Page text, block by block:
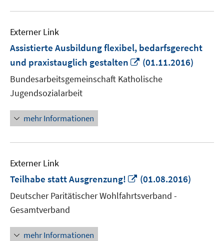
Externer Link
Assistierte Ausbildung flexibel, bedarfsgerecht
und praxistauglich gestalten
In
neuem
Fenster
(01.11.2016)
Bundesarbeitsgemeinschaft Katholische
Jugendsozialarbeit
mehr Informationen
Externer Link
Teilhabe statt Ausgrenzung!
In
neuem
Fenster
(01.08.2016)
Deutscher Paritätischer Wohlfahrtsverband -
Gesamtverband
mehr Informationen